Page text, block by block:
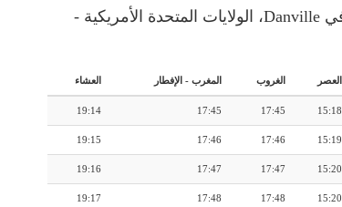
إمساكية رمضان: رزنامة شهرية لأوقات الإمساك والإفطار في Danville، الولايات المتحدة الأمريكية -
العصر الغروب المغرب - الإفطار العشاء
15:18
17:45
17:45
19:14
15:19
17:46
17:46
19:15
15:20
17:47
17:47
19:16
15:20
17:48
17:48
19:17